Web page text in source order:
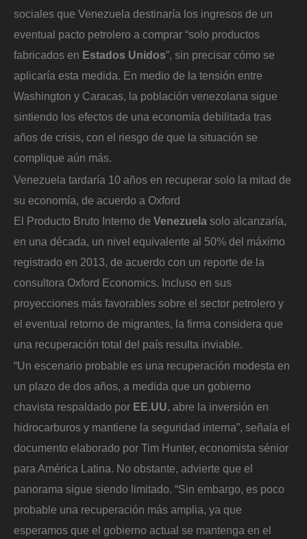
sociales que Venezuela destinaría los ingresos de un
eventual pacto petrolero a comprar “solo productos
fabricados en Estados Unidos”, sin precisar cómo se
aplicaría esta medida. En medio de la tensión entre
Washington y Caracas, la población venezolana sigue
sintiendo los efectos de una economía debilitada tras
años de crisis, con el riesgo de que la situación se
complique aún más.
Venezuela tardaría 10 años en recuperar solo la mitad de
su economía, de acuerdo a Oxford
El Producto Bruto Interno de Venezuela solo alcanzaría,
en una década, un nivel equivalente al 50% del máximo
registrado en 2013, de acuerdo con un reporte de la
consultora Oxford Economics. Incluso en sus
proyecciones más favorables sobre el sector petrolero y
el eventual retorno de migrantes, la firma considera que
una recuperación total del país resulta inviable.
“Un escenario probable es una recuperación modesta en
un plazo de dos años, a medida que un gobierno
chavista respaldado por EE.UU. abre la inversión en
hidrocarburos y mantiene la seguridad interna”, señala el
documento elaborado por Tim Hunter, economista sénior
para América Latina. No obstante, advierte que el
panorama sigue siendo limitado. “Sin embargo, es poco
probable una recuperación más amplia, ya que
esperamos que el gobierno actual se mantenga en el